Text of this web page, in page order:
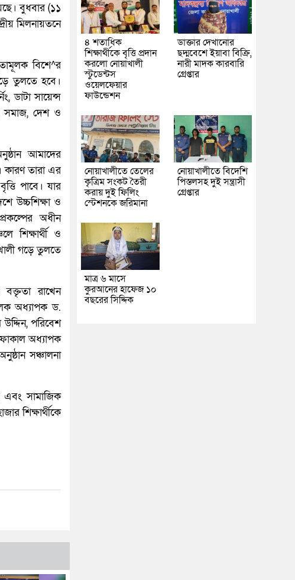
বুধবার (১১
মিলনায়তনে
বিশে^র
তুলতে হবে।
ডাটা সায়েন্স
সমাজ, দেশ ও
আমাদের
কারণ তারা এর
পাবে। যার
উচ্চশিক্ষা ও
অধীন
শিক্ষার্থী ও
গড়ে তুলতে
রাখেন
অধ্যাপক ড.
পরিবেশ
ফোকাল অধ্যাপক
সঞ্চালনা
এবং সামাজিক
শিক্ষার্থীকে
৪ শতাধিক
শিক্ষার্থীকে বৃত্তি প্রদান
করলো নোয়াখালী
স্টুডেন্টস
ওয়েলফেয়ার
ফাউন্ডেশন
ডাক্তার দেখানোর
ছদ্মবেশে ইয়াবা বিক্রি,
নারী মাদক কারবারি
গ্রেপ্তার
নোয়াখালীতে তেলের
কৃত্রিম সংকট তৈরী
করায় দুই ফিলিং
স্টেশনকে জরিমানা
নোয়াখালীতে বিদেশি
পিস্তলসহ দুই সন্ত্রাসী
গ্রেপ্তার
মাত্র ৬ মাসে
কুরআনের হাফেজ ১০
বছরের সিদ্দিক